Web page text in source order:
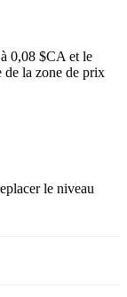
0,08 $CA et le
de la zone de prix
le niveau